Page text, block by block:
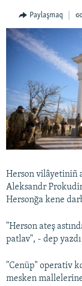
İNSAN AQLARI
VİDEO
SÜRET
FİKİR
Русский
Українською
Paylaşmaq
Herson vilâyetiniñ
Aleksandr
Hersonğa kene
"Herson ateş
patlav", - dep yazdı
"Cenüp" operativ
mesken